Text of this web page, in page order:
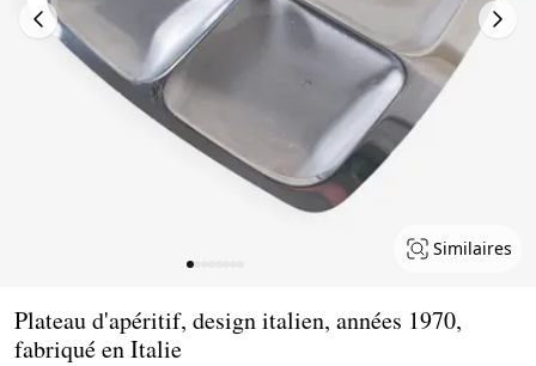
Similaires
Plateau d'apéritif, design italien, années 1970,
fabriqué en Italie